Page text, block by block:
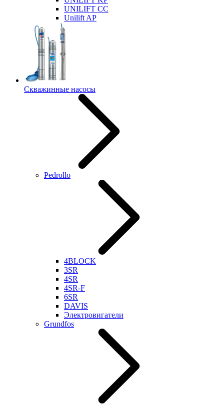
UNILIFT CC
Unilift AP
Скважинные насосы
Pedrollo
4BLOCK
3SR
4SR
4SR-F
6SR
DAVIS
Электровигатели
Grundfos